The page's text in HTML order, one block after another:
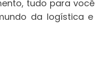
tudo para
da logística e